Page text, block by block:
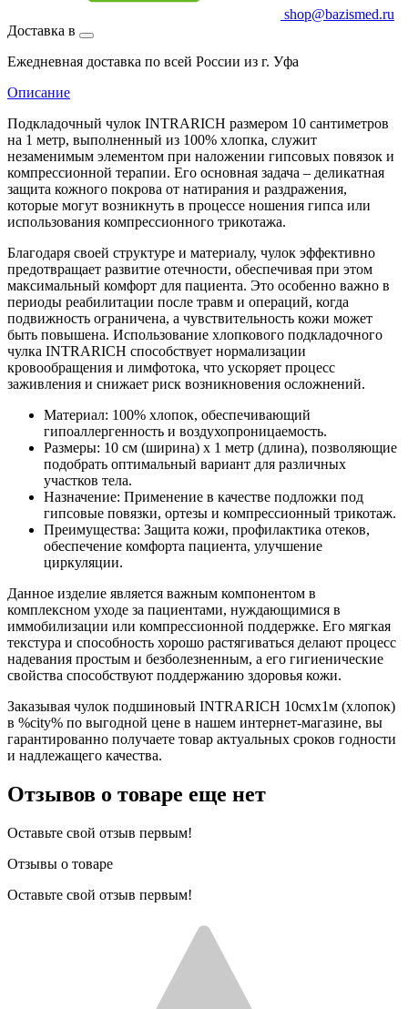
shop@bazismed.ru
Доставка в
Ежедневная доставка по всей России из г. Уфа
Описание
Подкладочный чулок INTRARICH размером 10 сантиметров
на 1 метр, выполненный из 100% хлопка, служит
незаменимым элементом при наложении гипсовых повязок и
компрессионной терапии. Его основная задача – деликатная
защита кожного покрова от натирания и раздражения,
которые могут возникнуть в процессе ношения гипса или
использования компрессионного трикотажа.
Благодаря своей структуре и материалу, чулок эффективно
предотвращает развитие отечности, обеспечивая при этом
максимальный комфорт для пациента. Это особенно важно в
периоды реабилитации после травм и операций, когда
подвижность ограничена, а чувствительность кожи может
быть повышена. Использование хлопкового подкладочного
чулка INTRARICH способствует нормализации
кровообращения и лимфотока, что ускоряет процесс
заживления и снижает риск возникновения осложнений.
Материал: 100% хлопок, обеспечивающий
гипоаллергенность и воздухопроницаемость.
Размеры: 10 см (ширина) х 1 метр (длина), позволяющие
подобрать оптимальный вариант для различных
участков тела.
Назначение: Применение в качестве подложки под
гипсовые повязки, ортезы и компрессионный трикотаж.
Преимущества: Защита кожи, профилактика отеков,
обеспечение комфорта пациента, улучшение
циркуляции.
Данное изделие является важным компонентом в
комплексном уходе за пациентами, нуждающимися в
иммобилизации или компрессионной поддержке. Его мягкая
текстура и способность хорошо растягиваться делают процесс
надевания простым и безболезненным, а его гигиенические
свойства способствуют поддержанию здоровья кожи.
Заказывая чулок подшиновый INTRARICH 10смх1м (хлопок)
в %city% по выгодной цене в нашем интернет-магазине, вы
гарантированно получаете товар актуальных сроков годности
и надлежащего качества.
Отзывов о товаре еще нет
Оставьте свой отзыв первым!
Отзывы о товаре
Оставьте свой отзыв первым!